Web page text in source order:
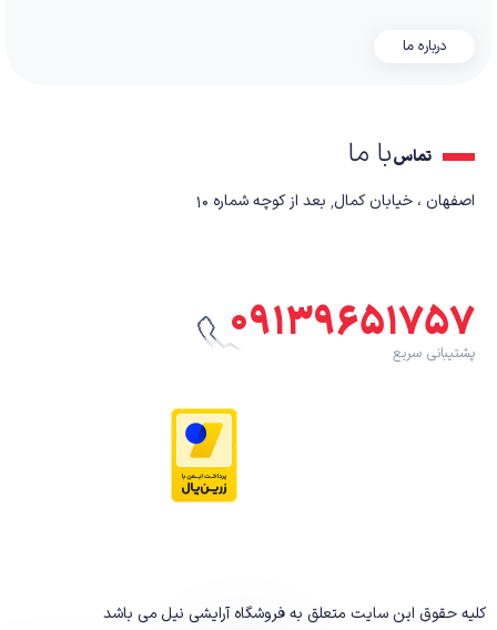
درباره ما
تماسبا ما
اصفهان ، خیابان کمال٬ بعد از کوچه شماره ۱۰
۰۹۱۳۹۶۵۱۷۵۷
پشتیبانی سریع
کلیه حقوق این سایت متعلق به فروشگاه آرایشی نیلمی باشد